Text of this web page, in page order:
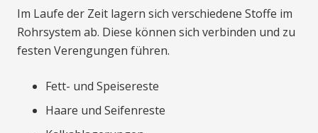
Im Laufe der Zeit lagern sich verschiedene Stoffe im
Rohrsystem ab. Diese können sich verbinden und zu
festen Verengungen führen.
Fett- und Speisereste
Haare und Seifenreste